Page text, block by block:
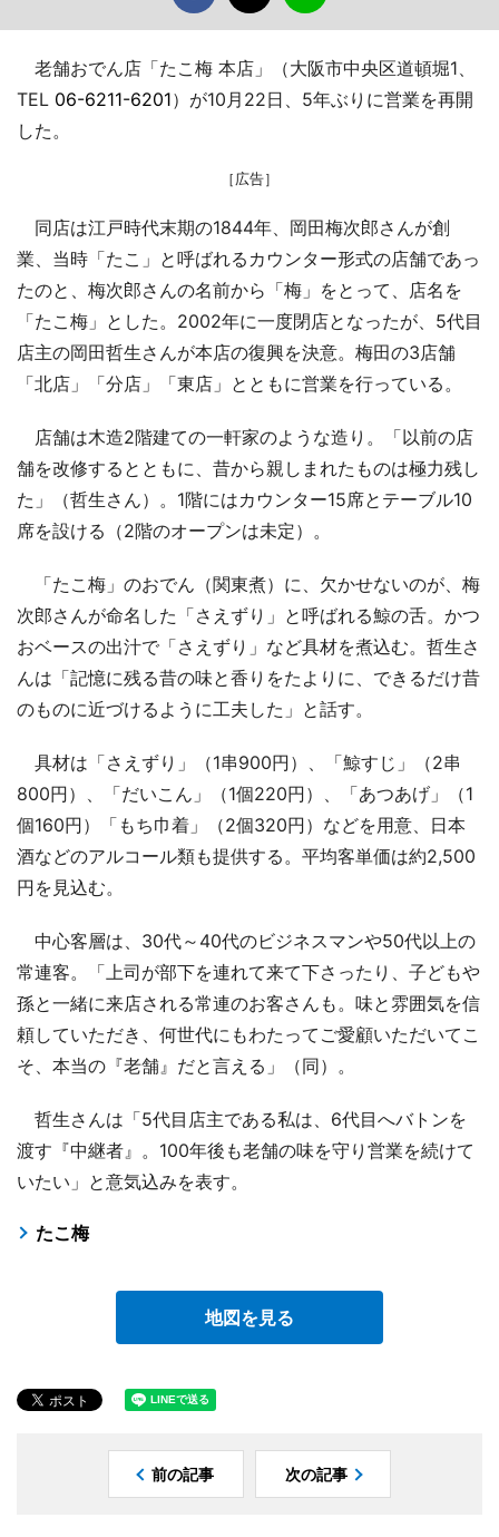
老舗おでん店「たこ梅 本店」（大阪市中央区道頓堀1、
TEL 06-6211-6201）が10月22日、5年ぶりに営業を再開
した。
［広告］
同店は江戸時代末期の1844年、岡田梅次郎さんが創
業、当時「たこ」と呼ばれるカウンター形式の店舗であっ
たのと、梅次郎さんの名前から「梅」をとって、店名を
「たこ梅」とした。2002年に一度閉店となったが、5代目
店主の岡田哲生さんが本店の復興を決意。梅田の3店舗
「北店」「分店」「東店」とともに営業を行っている。
店舗は木造2階建ての一軒家のような造り。「以前の店
舗を改修するとともに、昔から親しまれたものは極力残し
た」（哲生さん）。1階にはカウンター15席とテーブル10
席を設ける（2階のオープンは未定）。
「たこ梅」のおでん（関東煮）に、欠かせないのが、梅
次郎さんが命名した「さえずり」と呼ばれる鯨の舌。かつ
おベースの出汁で「さえずり」など具材を煮込む。哲生さ
んは「記憶に残る昔の味と香りをたよりに、できるだけ昔
のものに近づけるように工夫した」と話す。
具材は「さえずり」（1串900円）、「鯨すじ」（2串
800円）、「だいこん」（1個220円）、「あつあげ」（1
個160円）「もち巾着」（2個320円）などを用意、日本
酒などのアルコール類も提供する。平均客単価は約2,500
円を見込む。
中心客層は、30代～40代のビジネスマンや50代以上の
常連客。「上司が部下を連れて来て下さったり、子どもや
孫と一緒に来店される常連のお客さんも。味と雰囲気を信
頼していただき、何世代にもわたってご愛顧いただいてこ
そ、本当の『老舗』だと言える」（同）。
哲生さんは「5代目店主である私は、6代目へバトンを
渡す『中継者』。100年後も老舗の味を守り営業を続けて
いたい」と意気込みを表す。
たこ梅
地図を見る
前の記事 次の記事